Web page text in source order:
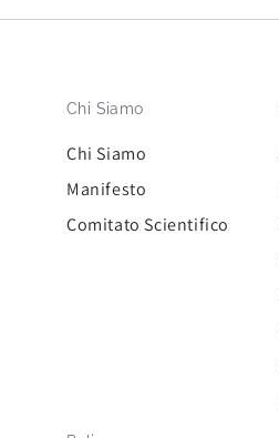
Chi Siamo
Chi Siamo
Manifesto
Comitato Scientifico